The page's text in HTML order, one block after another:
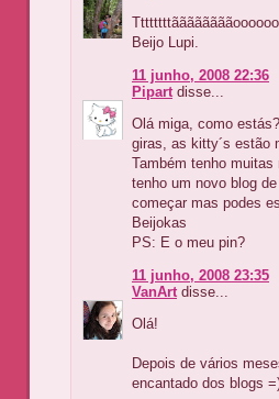
Beijo Lupi.
11 junho, 2008 22:36
Pipart disse...
Olá miga, como
giras, as kitty´s estão
Também tenho
tenho um novo blog
começar mas podes
Beijokas
PS: E o meu pin?
11 junho, 2008 23:35
VanArt disse...
Olá!
Depois de vários
encantado dos blogs